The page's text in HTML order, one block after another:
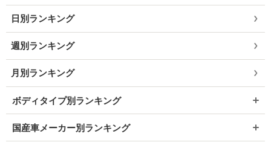
日別ランキング
週別ランキング
月別ランキング
ボディタイプ別ランキング
国産車メーカー別ランキング